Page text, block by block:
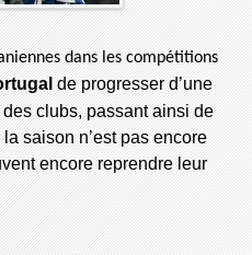
dans les compétitions
de progresser d’une
des clubs, passant ainsi de
la saison n’est pas encore
encore reprendre leur